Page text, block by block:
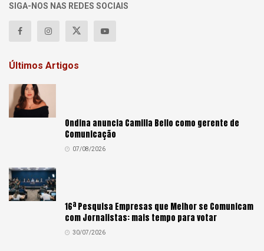
SIGA-NOS NAS REDES SOCIAIS
Últimos Artigos
Ondina anuncia Camilla Bello como gerente de
Comunicação
07/08/2026
16ª Pesquisa Empresas que Melhor se Comunicam
com Jornalistas: mais tempo para votar
30/07/2026